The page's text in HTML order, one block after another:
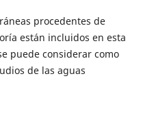
procedentes de
están incluidos en esta
puede considerar como
de las aguas